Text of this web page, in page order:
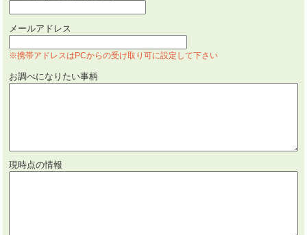
メールアドレス
※携帯アドレスはPCからの受け取り可に設定して下さい
お調べになりたい事柄
現時点の情報